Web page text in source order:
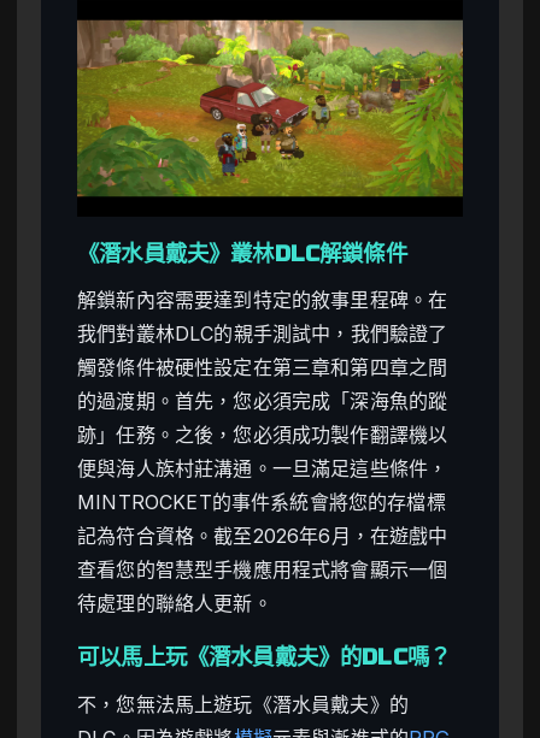
《潛水員戴夫》叢林DLC解鎖條件
解鎖新內容需要達到特定的敘事里程碑。在
我們對叢林DLC的親手測試中，我們驗證了
觸發條件被硬性設定在第三章和第四章之間
的過渡期。首先，您必須完成「深海魚的蹤
跡」任務。之後，您必須成功製作翻譯機以
便與海人族村莊溝通。一旦滿足這些條件，
MINTROCKET的事件系統會將您的存檔標
記為符合資格。截至2026年6月，在遊戲中
查看您的智慧型手機應用程式將會顯示一個
待處理的聯絡人更新。
可以馬上玩《潛水員戴夫》的DLC嗎？
不，您無法馬上遊玩《潛水員戴夫》的